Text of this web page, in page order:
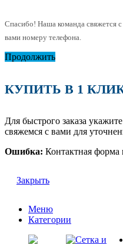
Спасибо! Наша команда свяжется
вами номеру телефона.
Продолжить
КУПИТЬ В 1
Для быстрого заказа
свяжемся с вами для
Ошибка: Контактная форма
Закрыть
Меню
Категории